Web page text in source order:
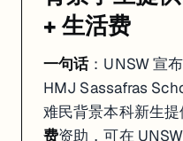
+ 生活费
一句话：UNSW 宣
HMJ Sassafras
难民背景本科新生提
费资助，可在